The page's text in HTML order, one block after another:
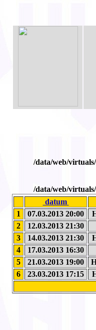
/data/web/
/data/web/
datum
1
07.03.2013 20:00
2
12.03.2013 21:30
3
14.03.2013 21:30
4
17.03.2013 16:30
5
21.03.2013 19:00
6
23.03.2013 17:15